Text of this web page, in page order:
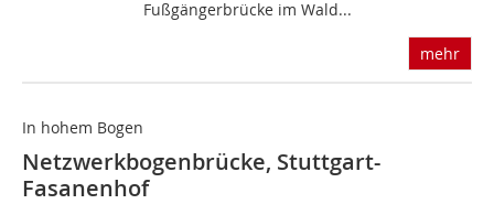
Fußgängerbrücke im Wald...
mehr
In hohem Bogen
Netzwerkbogenbrücke, Stuttgart-
Fasanenhof